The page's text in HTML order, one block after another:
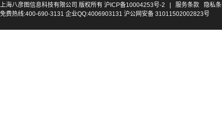
上海八彦图信息科技有限公司 版权所有 沪ICP备10004253号-2 服务条款
隐私
免费热线:400-690-3131 企业QQ:4006903131 沪公网安备 31011502002823号